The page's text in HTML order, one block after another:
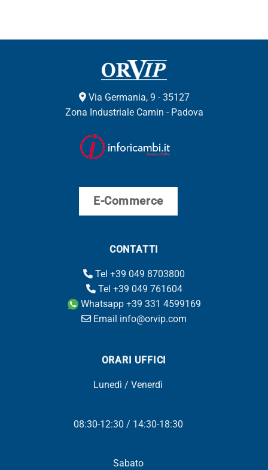
Via Germania, 9 - 35127
Zona Industriale Camin - Padova
E-Commerce
CONTATTI
Tel +39 049 8703800
Tel +39 049 761604
Whatsapp +39 331 4599169
Email info@orvip.com
ORARI UFFICI
Lunedì / Venerdì
08:30-12:30 / 14:30-18:30
Sabato